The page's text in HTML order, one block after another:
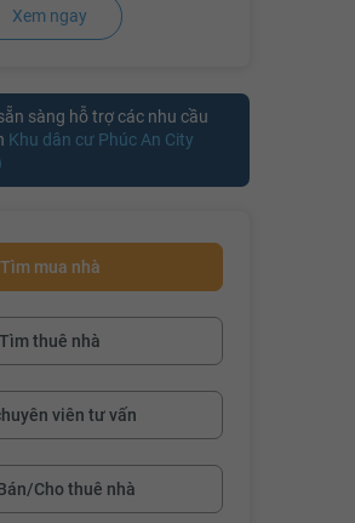
Xem ngay
sàng hỗ trợ các nhu cầu
Khu dân cư Phúc An City
Tìm mua nhà
Tìm thuê nhà
viên tư vấn
Cho thuê nhà